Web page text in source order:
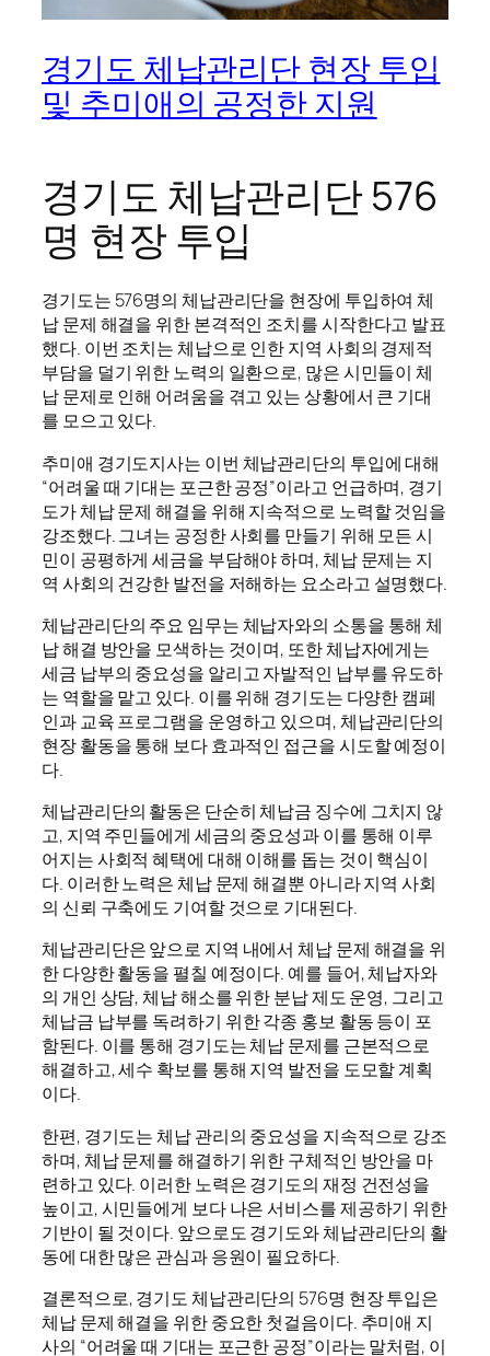
경기도 체납관리단 현장 투입
및 추미애의 공정한 지원
경기도 체납관리단 576
명 현장 투입
경기도는 576명의 체납관리단을 현장에 투입하여 체
납 문제 해결을 위한 본격적인 조치를 시작한다고 발표
했다. 이번 조치는 체납으로 인한 지역 사회의 경제적
부담을 덜기 위한 노력의 일환으로, 많은 시민들이 체
납 문제로 인해 어려움을 겪고 있는 상황에서 큰 기대
를 모으고 있다.
추미애 경기도지사는 이번 체납관리단의 투입에 대해
“어려울 때 기대는 포근한 공정”이라고 언급하며, 경기
도가 체납 문제 해결을 위해 지속적으로 노력할 것임을
강조했다. 그녀는 공정한 사회를 만들기 위해 모든 시
민이 공평하게 세금을 부담해야 하며, 체납 문제는 지
역 사회의 건강한 발전을 저해하는 요소라고 설명했다.
체납관리단의 주요 임무는 체납자와의 소통을 통해 체
납 해결 방안을 모색하는 것이며, 또한 체납자에게는
세금 납부의 중요성을 알리고 자발적인 납부를 유도하
는 역할을 맡고 있다. 이를 위해 경기도는 다양한 캠페
인과 교육 프로그램을 운영하고 있으며, 체납관리단의
현장 활동을 통해 보다 효과적인 접근을 시도할 예정이
다.
체납관리단의 활동은 단순히 체납금 징수에 그치지 않
고, 지역 주민들에게 세금의 중요성과 이를 통해 이루
어지는 사회적 혜택에 대해 이해를 돕는 것이 핵심이
다. 이러한 노력은 체납 문제 해결뿐 아니라 지역 사회
의 신뢰 구축에도 기여할 것으로 기대된다.
체납관리단은 앞으로 지역 내에서 체납 문제 해결을 위
한 다양한 활동을 펼칠 예정이다. 예를 들어, 체납자와
의 개인 상담, 체납 해소를 위한 분납 제도 운영, 그리고
체납금 납부를 독려하기 위한 각종 홍보 활동 등이 포
함된다. 이를 통해 경기도는 체납 문제를 근본적으로
해결하고, 세수 확보를 통해 지역 발전을 도모할 계획
이다.
한편, 경기도는 체납 관리의 중요성을 지속적으로 강조
하며, 체납 문제를 해결하기 위한 구체적인 방안을 마
련하고 있다. 이러한 노력은 경기도의 재정 건전성을
높이고, 시민들에게 보다 나은 서비스를 제공하기 위한
기반이 될 것이다. 앞으로도 경기도와 체납관리단의 활
동에 대한 많은 관심과 응원이 필요하다.
결론적으로, 경기도 체납관리단의 576명 현장 투입은
체납 문제 해결을 위한 중요한 첫걸음이다. 추미애 지
사의 “어려울 때 기대는 포근한 공정”이라는 말처럼, 이